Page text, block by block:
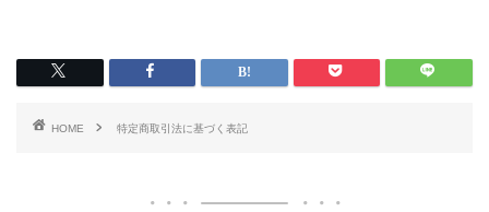
HOME 特定商取引法に基づく表記